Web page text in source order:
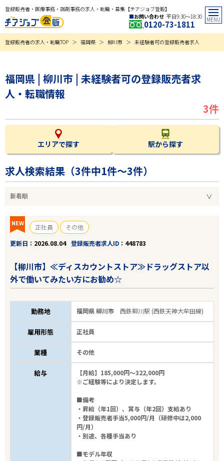
登録販売者・医療事務・調剤事務の求人・転職・募集【チアジョブ登販】
お問い合わせ 平日9:30〜18:30
0120-73-1811
登録販売者の求人・転職TOP 福岡県 柳川市 未経験者可の登録販売者求人
福岡県 | 柳川市 | 未経験者可の登録販売者求
人・転職情報
3件
エリアで探す 駅から探す
求人検索結果（3件中1件～3件）
NEW 正社員
その他
更新日
2026.08.04 登録販売者求人ID 448783
【柳川市】≪ディスカウントストア≫ドラッグストア以
外で働いてみたい方にお勧め☆
勤務地 福岡県 柳川市西鉄柳川駅 (西鉄天神大牟田線)
雇用形態 正社員
業種 その他
給与
【月給】185,000円～322,000円
※ご経験等により決定します。
■備考
・昇給（年1回）、賞与（年2回）支給あり
・登録販売者手当5,000円/月（研修中は2,000
円/月）
・別途、各種手当あり
■モデル年収